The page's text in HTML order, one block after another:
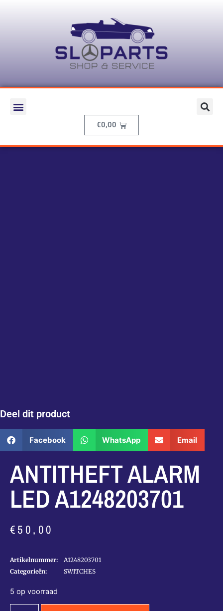
€0,00
Deel dit product
Facebook WhatsApp Email
ANTITHEFT ALARM
LED A1248203701
€50,00
Artikelnummer:
A1248203701
Categorieën:
SWITCHES
5 op voorraad